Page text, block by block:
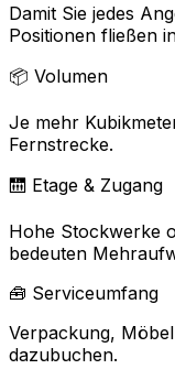
Damit Sie jedes
Positionen fließen
📦 Volumen
Je mehr
Fernstrecke.
🛗 Etage & Zugang
Hohe Stockwerke
bedeuten
🧰 Serviceumfang
Verpackung,
dazubuchen.